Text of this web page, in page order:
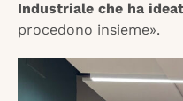
Industriale che ha
procedono insieme».